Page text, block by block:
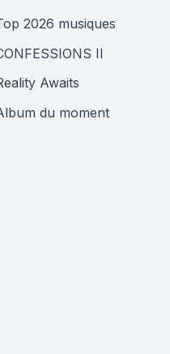
2026 musiques
II
Awaits
du moment